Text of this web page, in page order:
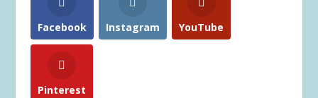
Facebook Instagram YouTube
Pinterest